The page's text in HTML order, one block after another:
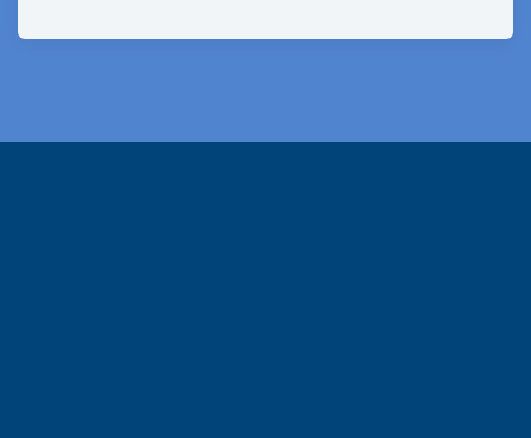
c
at
er
d
k
p
ar